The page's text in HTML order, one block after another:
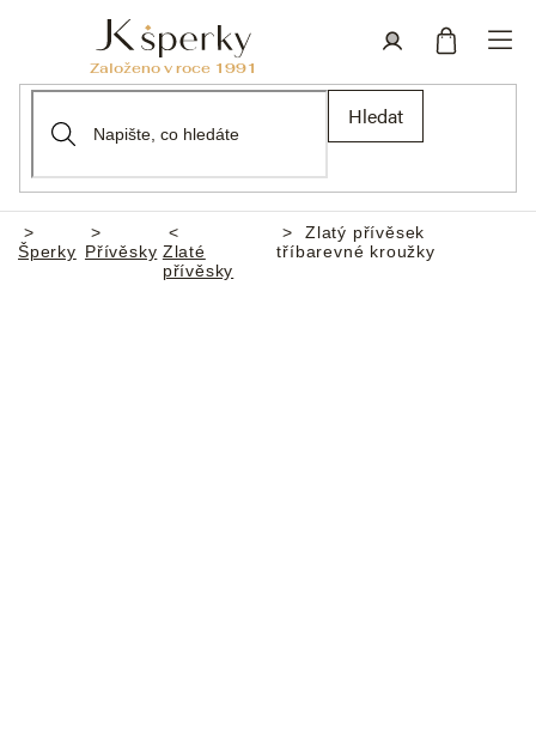
Hledat
Domů
Šperky Přívěsky Zlaté
přívěsky
Zlatý přívěsek
tříbarevné kroužky